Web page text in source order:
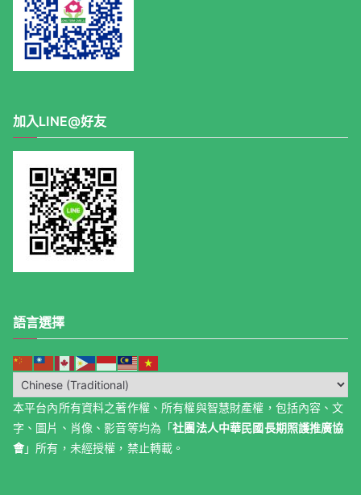
加入LINE@好友
語言選擇
本平台內所有資料之著作權、所有權與智慧財產權，包括內容、文
字、圖片、肖像、影音等均為「社團法人中華民國長期照護推廣協
會」所有，未經授權，禁止轉載。